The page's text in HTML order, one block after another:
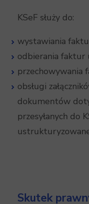
KSeF służy do:
wystawiania
odbierania faktur
przechowywania
obsługi
dokumentów
przesyłanych do
Skutek